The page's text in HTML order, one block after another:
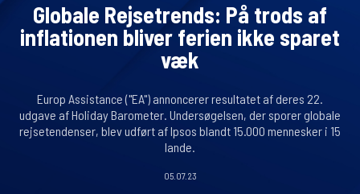
Globale Rejsetrends: På trods af
inflationen bliver ferien ikke sparet
væk
Europ Assistance ("EA") annoncerer resultatet af deres 22.
udgave af Holiday Barometer. Undersøgelsen, der sporer globale
rejsetendenser, blev udført af Ipsos blandt 15.000 mennesker i 15
lande.
05.07.23